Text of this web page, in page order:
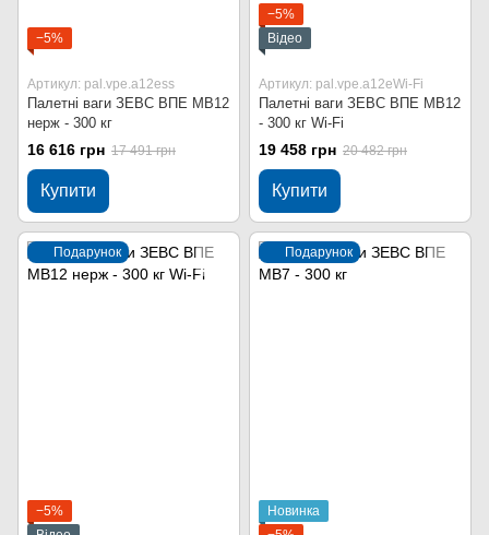
−5%
Артикул: pal.vpe.a12ess
Палетні ваги ЗЕВС ВПЕ МВ12
нерж - 300 кг
16 616 грн 17 491 грн
Купити
−5%
Відео
Артикул: pal.vpe.a12eWi-Fi
Палетні ваги ЗЕВС ВПЕ МВ12
- 300 кг Wi-Fi
19 458 грн 20 482 грн
Купити
Подарунок
−5%
Подарунок
Новинка